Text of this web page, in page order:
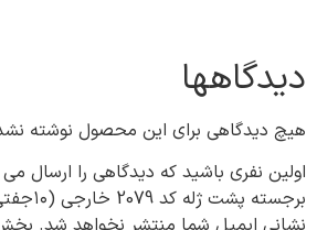
دیدگاهها
هیچ دیدگاهی برای این محصول نوشته
اولین نفری باشید که دیدگاهی را ارسال
برجسته پشت ژله کد 2079 خارجی (۱۰جفتی)”